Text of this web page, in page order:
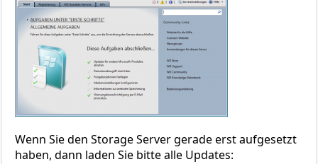
Wenn Sie den Storage Server gerade erst aufgesetzt
haben, dann laden Sie bitte alle Updates: